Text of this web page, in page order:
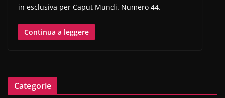
in esclusiva per Caput Mundi. Numero 44.
Continua a leggere
Categorie